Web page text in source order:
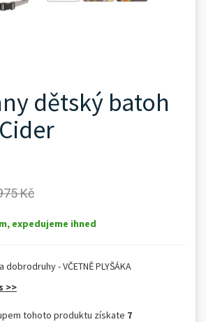
dětský batoh
Kč
expedujeme ihned
- VČETNĚ PLYŠÁKA
>>
tohoto produktu získate 7